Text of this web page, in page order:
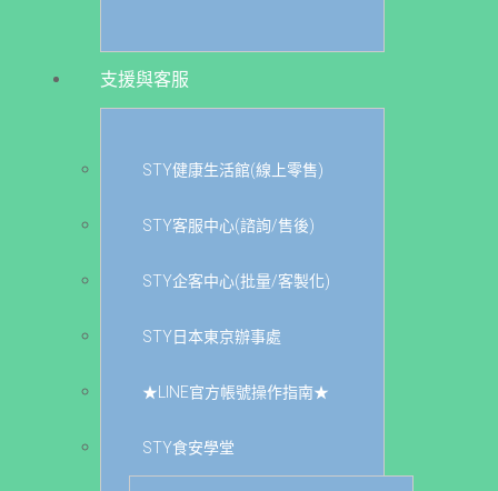
支援與客服
STY健康生活館(線上零售)
STY客服中心(諮詢/售後)
STY企客中心(批量/客製化)
STY日本東京辦事處
★LINE官方帳號操作指南★
STY食安學堂